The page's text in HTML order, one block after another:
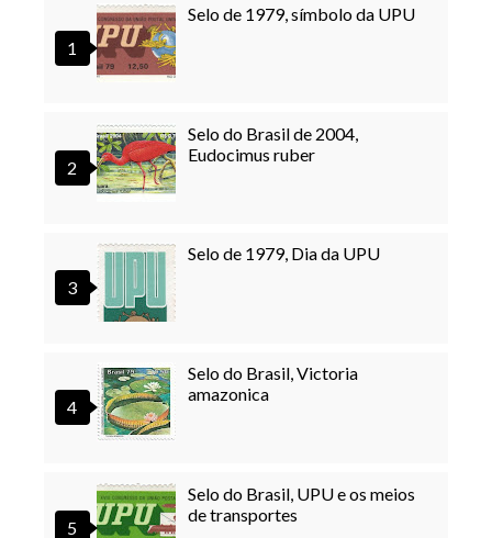
Selo de 1979, símbolo da UPU
Selo do Brasil de 2004,
Eudocimus ruber
Selo de 1979, Dia da UPU
Selo do Brasil, Victoria
amazonica
Selo do Brasil, UPU e os meios
de transportes